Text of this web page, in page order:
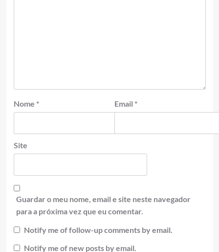
Nome * Email *
Site
Guardar o meu nome, email e site neste navegador
para a próxima vez que eu comentar.
Notify me of follow-up comments by email.
Notify me of new posts by email.